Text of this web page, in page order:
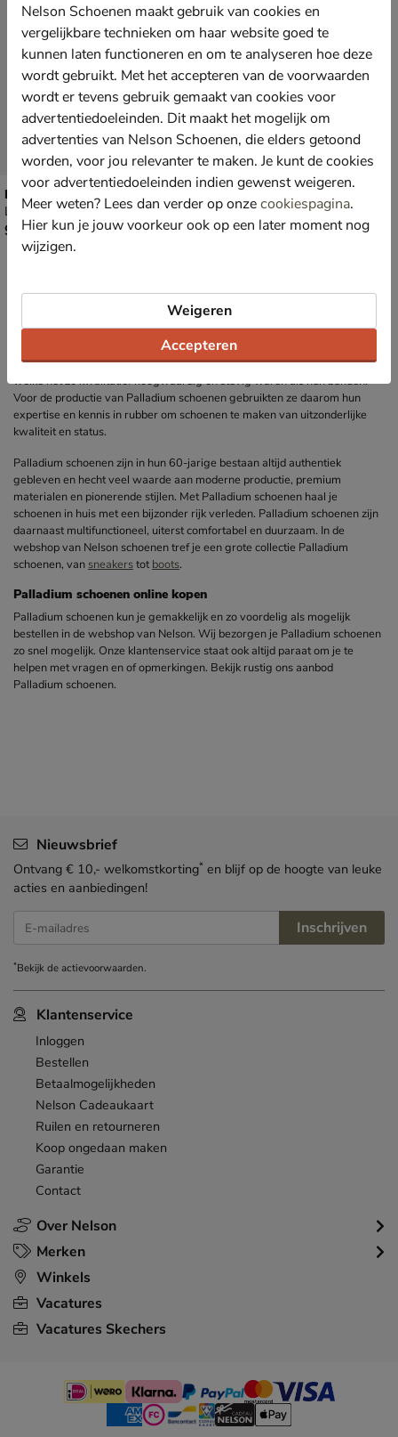
Palladium Palla Ace Lo Mix
Lage sneakers - wit
€ 99,99
99 ,99
Palladium schoenen
Palladium schoenen kennen hun oorsprong in Frankrijk. In 1920 werd
Palladium opgericht om banden te maken voor de luchtvaartindustrie.
Sinds 1947 sloeg Palladium echter een andere weg in en begon met de
productie van schoenen. Het idee was om Palladium schoenen te maken
welke net zo kwalitatief hoogwaardig en stevig waren als hun banden.
Voor de productie van Palladium schoenen gebruikten ze daarom hun
expertise en kennis in rubber om schoenen te maken van uitzonderlijke
kwaliteit en status.
Palladium schoenen zijn in hun 60-jarige bestaan altijd authentiek
gebleven en hecht veel waarde aan moderne productie, premium
materialen en pionerende stijlen. Met Palladium schoenen haal je
schoenen in huis met een bijzonder rijk verleden. Palladium schoenen zijn
daarnaast multifunctioneel, uiterst comfortabel en duurzaam. In de
webshop van Nelson schoenen tref je een grote collectie Palladium
schoenen, van sneakerstot boots.
Palladium schoenen online kopen
Palladium schoenen kun je gemakkelijk en zo voordelig als mogelijk
bestellen in de webshop van Nelson. Wij bezorgen je Palladium schoenen
zo snel mogelijk. Onze klantenservice staat ook altijd paraat om je te
helpen met vragen en of opmerkingen. Bekijk rustig ons aanbod
Palladium schoenen.
Over Nelson
Klantenservice
Inloggen
Bestellen
Betaalmogelijkheden
Nelson Cadeaukaart
Ruilen en retourneren
Koop ongedaan maken
Garantie
Contact
Merken
Winkels
Vacatures
Vacatures Skechers
Nieuwsbrief
Ontvang € 10,- welkomstkorting* en blijf op de hoogte van leuke
acties en aanbiedingen!
E-mailadres Inschrijven
*Bekijk deactievoorwaarden.
Nelson Schoenen maakt gebruik van cookies en
vergelijkbare technieken om haar website goed te
kunnen laten functioneren en om te analyseren hoe deze
wordt gebruikt. Met het accepteren van de voorwaarden
wordt er tevens gebruik gemaakt van cookies voor
advertentiedoeleinden. Dit maakt het mogelijk om
advertenties van Nelson Schoenen, die elders getoond
worden, voor jou relevanter te maken. Je kunt de cookies
voor advertentiedoeleinden indien gewenst weigeren.
Meer weten? Lees dan verder op onzecookiespagina.
Hier kun je jouw voorkeur ook op een later moment nog
wijzigen.
Accepteren
Weigeren